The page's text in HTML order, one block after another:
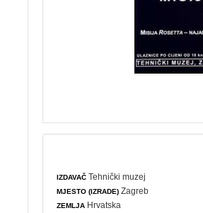
IZDAVAČ Tehnički muzej
MJESTO (IZRADE) Zagreb
ZEMLJA Hrvatska